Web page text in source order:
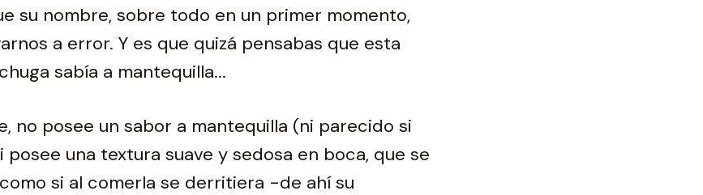
su nombre, sobre todo en un primer momento,
a error. Y es que quizá pensabas que esta
sabía a mantequilla...
no posee un sabor a mantequilla (ni parecido si
posee una textura suave y sedosa en boca, que se
si al comerla se derritiera -de ahí su